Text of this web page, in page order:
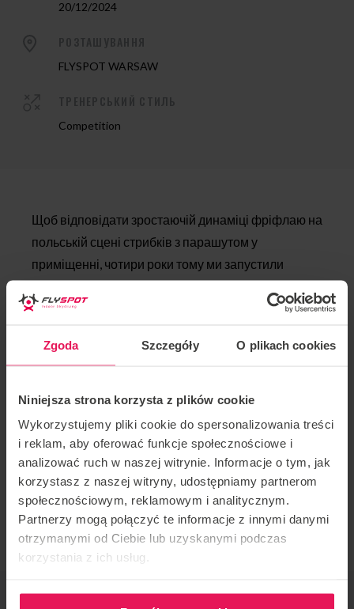
Zgoda Szczegóły O plikach cookies
Niniejsza strona korzysta z plików cookie
Wykorzystujemy pliki cookie do spersonalizowania treści
i reklam, aby oferować funkcje społecznościowe i
analizować ruch w naszej witrynie. Informacje o tym, jak
korzystasz z naszej witryny, udostępniamy partnerom
społecznościowym, reklamowym i analitycznym.
Partnerzy mogą połączyć te informacje z innymi danymi
otrzymanymi od Ciebie lub uzyskanymi podczas
korzystania z ich usług.
20/12/2024
FLYSPOT WARSAW
Competition
Щоб відповідати зростаючій динаміці фріфлаю на
польській сцені стрибків з парашутом у
приміщенні, чотири роки тому ми запустили
абсолютно новий Scramble, розроблений для
флайтерів, які літають не тільки на животі: Flyspot
У них грають на двох рівнях складності: Rookie
РЕЄСТРАЦІЯ
Якщо у вас виникли запитання, будь ласка,
зв’яжіться з нами:agnieszka.olczyk@flyspot.com
ОРГАНІЗАТОР ЗАХОДУ